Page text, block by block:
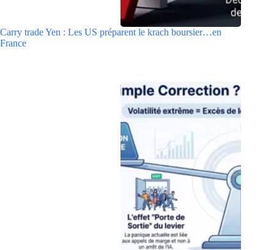
Carry trade Yen : Les US préparent le krach boursier…en
France